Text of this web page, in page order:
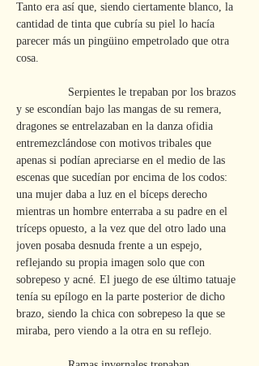
Tanto era así que, siendo ciertamente blanco, la
cantidad de tinta que cubría su piel lo hacía
parecer más un pingüino empetrolado que otra
cosa.
y se escondían bajo las mangas de su remera,
dragones se entrelazaban en la danza ofidia
entremezclándose con motivos tribales que
apenas si podían apreciarse en el medio de las
escenas que sucedían por encima de los codos:
una mujer daba a luz en el bíceps derecho
mientras un hombre enterraba a su padre en el
tríceps opuesto, a la vez que del otro lado una
joven posaba desnuda frente a un espejo,
reflejando su propia imagen solo que con
sobrepeso y acné. El juego de ese último tatuaje
tenía su epílogo en la parte posterior de dicho
brazo, siendo la chica con sobrepeso la que se
miraba, pero viendo a la otra en su reflejo.